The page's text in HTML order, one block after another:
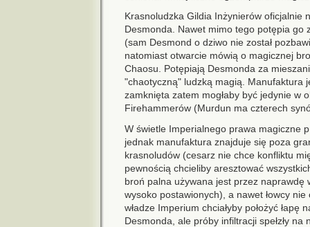
Krasnoludzka Gildia Inżynierów oficjalnie
Desmonda. Nawet mimo tego potępia go
(sam Desmond o dziwo nie został
natomiast otwarcie mówią o magicznej
Chaosu. Potępiają Desmonda za
"chaotyczną" ludzką magią. Manufaktura
zamknięta zatem mogłaby być jedynie w
Firehammerów (Murdun ma czterech
W świetle Imperialnego prawa magiczne
jednak manufaktura znajduje się poza
krasnoludów (cesarz nie chce konfliktu
pewnością chcieliby aresztować
broń palna używana jest przez naprawdę
wysoko postawionych), a nawet łowcy
władze Imperium chciałyby położyć łapę
Desmonda, ale próby infiltracji spełzły na